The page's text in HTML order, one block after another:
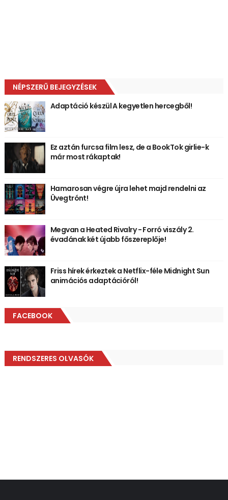
NÉPSZERŰ BEJEGYZÉSEK
Adaptáció készül A kegyetlen hercegből!
Ez aztán furcsa film lesz, de a BookTok girlie-k
már most rákaptak!
Hamarosan végre újra lehet majd rendelni az
Üvegtrónt!
Megvan a Heated Rivalry - Forró viszály 2.
évadának két újabb főszereplője!
Friss hírek érkeztek a Netflix-féle Midnight Sun
animációs adaptációról!
FACEBOOK
RENDSZERES OLVASÓK